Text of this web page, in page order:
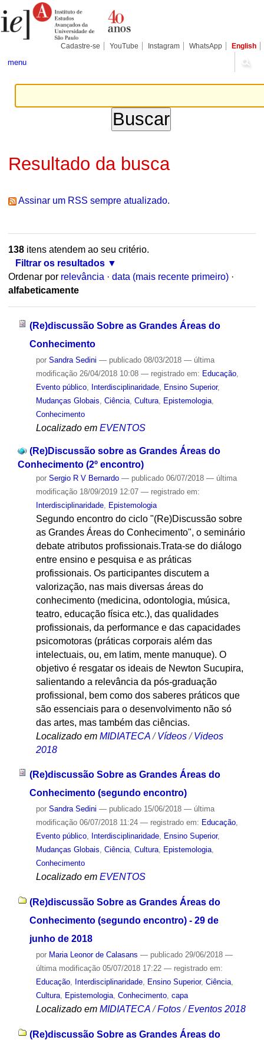
para
conteúdo.
Pessoais
Cadastre-se YouTube Instagram WhatsApp English
menu
Resultado da busca
Assinar um RSS sempre atualizado.
138itens atendem ao seu critério.
Filtrar os resultados
Ordenar por relevância · data (mais recente primeiro) ·
alfabeticamente
(Re)discussão Sobre as Grandes Áreas do
Conhecimento
por Sandra Sedini — publicado08/03/2018 — última
modificação26/04/2018 10:08 — registrado em: Educação,
Evento público, Interdisciplinaridade, Ensino Superior,
Mudanças Globais Ciência, Cultura, Epistemologia,
Conhecimento
Localizado em EVENTOS
(Re)Discussão sobre as Grandes Áreas do
Conhecimento (2º encontro)
por Sergio R V Bernardo — publicado06/07/2018 — última
modificação18/09/2019 12:07 — registrado em:
Interdisciplinaridade, Epistemologia
Segundo encontro do ciclo "(Re)Discussão sobre
as Grandes Áreas do Conhecimento", o seminário
debate atributos profissionais.Trata-se do diálogo
entre ensino e pesquisa e as práticas
profissionais. Os participantes discutem a
valorização, nas mais diversas áreas do
conhecimento (medicina, odontologia, música,
teatro, educação física etc.), das qualidades
profissionais, da performance e das capacidades
psicomotoras (práticas corporais além das
intelectuais, ou, em latim, mente manuque). O
objetivo é resgatar os ideais de Newton Sucupira,
salientando a relevância da pós-graduação
profissional, bem como dos saberes práticos que
são essenciais para o desenvolvimento não só
das artes, mas também das ciências.
Localizado em MIDIATECA /Vídeos /Videos
2018
(Re)discussão Sobre as Grandes Áreas do
Conhecimento (segundo encontro)
por Sandra Sedini — publicado15/06/2018 — última
modificação06/07/2018 11:24 — registrado em: Educação,
Evento público, Interdisciplinaridade, Ensino Superior,
Mudanças Globais, Ciência, Cultura, Epistemologia,
Conhecimento
Localizado em EVENTOS
(Re)discussão Sobre as Grandes Áreas do
Conhecimento (segundo encontro) - 29 de
junho de 2018
por Maria Leonor de Calasans — publicado29/06/2018 —
última modificação05/07/2018 17:22 — registrado em:
Educação, Interdisciplinaridade, Ensino Superior, Ciência,
Cultura, Epistemologia, Conhecimento, capa
Localizado em MIDIATECA /Fotos /Eventos 2018
(Re)discussão Sobre as Grandes Áreas do